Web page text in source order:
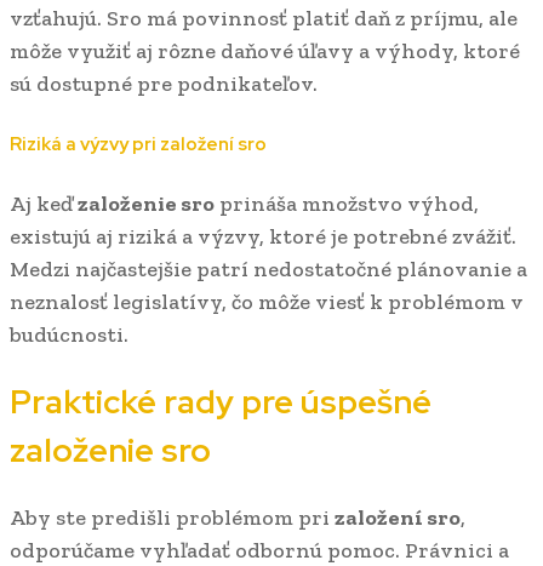
vzťahujú. Sro má povinnosť platiť daň z príjmu, ale
môže využiť aj rôzne daňové úľavy a výhody, ktoré
sú dostupné pre podnikateľov.
Riziká a výzvy pri založení sro
Aj keďzaloženie sro prináša množstvo výhod,
existujú aj riziká a výzvy, ktoré je potrebné zvážiť.
Medzi najčastejšie patrí nedostatočné plánovanie a
neznalosť legislatívy, čo môže viesť k problémom v
budúcnosti.
Praktické rady pre úspešné
založenie sro
Aby ste predišli problémom pri založení sro,
odporúčame vyhľadať odbornú pomoc. Právnici a